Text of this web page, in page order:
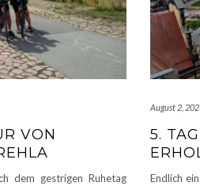
VON
dem gestrigen Ruhetag
August 2,
5.
Endlich